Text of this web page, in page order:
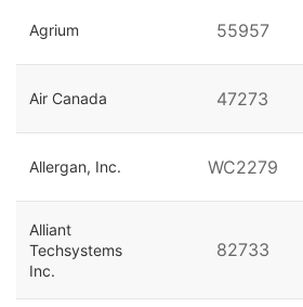
Agrium 55957
Air Canada 47273
Allergan, Inc. WC2279
Alliant
Techsystems
Inc.
82733